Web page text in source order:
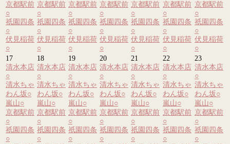
京都駅前
○
祇園四条
○
伏見稲荷
○
京都駅前
○
祇園四条
○
伏見稲荷
○
京都駅前
○
祇園四条
○
伏見稲荷
○
京都駅前
○
祇園四条
○
伏見稲荷
○
京都駅前
○
祇園四条
○
伏見稲荷
○
京都駅前
○
祇園四条
○
伏見稲荷
○
京都駅前
○
祇園四条
○
伏見稲荷
○
17
清水本店
○
清水ちゃ
わん坂○
嵐山○
京都駅前
○
祇園四条
○
18
清水本店
○
清水ちゃ
わん坂○
嵐山○
京都駅前
○
祇園四条
○
19
清水本店
○
清水ちゃ
わん坂○
嵐山○
京都駅前
○
祇園四条
○
20
清水本店
○
清水ちゃ
わん坂○
嵐山○
京都駅前
○
祇園四条
○
21
清水本店
○
清水ちゃ
わん坂○
嵐山○
京都駅前
○
祇園四条
○
22
清水本店
○
清水ちゃ
わん坂○
嵐山○
京都駅前
○
祇園四条
○
23
清水本店
○
清水ちゃ
わん坂○
嵐山○
京都駅前
○
祇園四条
○